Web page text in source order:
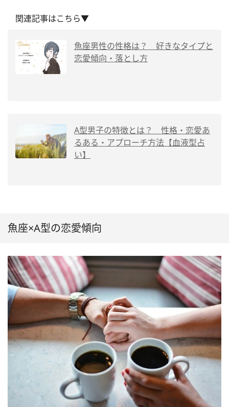
関連記事はこちら▼
魚座男性の性格は？ 好きなタイプと
恋愛傾向・落とし方
A型男子の特徴とは？ 性格・恋愛あ
るある・アプローチ方法【血液型占
い】
魚座×A型の恋愛傾向